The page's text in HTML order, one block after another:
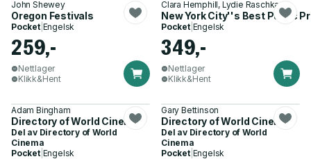
John Shewey
Oregon Festivals
Pocket| Engelsk
259,-
Nettlager
Klikk&Hent
Clara Hemphill, Lydie Raschka
New York City''s Best Public
Pocket| Engelsk
349,-
Nettlager
Klikk&Hent
Adam Bingham
Directory of World Cinema
Del av Directory of World
Cinema
Pocket| Engelsk
Gary Bettinson
Directory of World Cinema
Del av Directory of World
Cinema
Pocket| Engelsk